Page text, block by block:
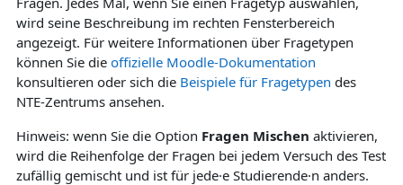
wird seine Beschreibung im rechten Fensterbereich
angezeigt. Für weitere Informationen über Fragetypen
können Sie die offizielle Moodle-Dokumentation
konsultieren oder sich die Beispiele für Fragetypen des
NTE-Zentrums ansehen.
Hinweis: wenn Sie die Option Fragen Mischen aktivieren,
wird die Reihenfolge der Fragen bei jedem Versuch des Test
zufällig gemischt und ist für jede·e Studierende·n anders.